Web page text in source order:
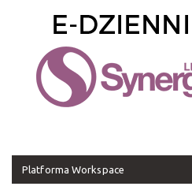
Platforma Workspace